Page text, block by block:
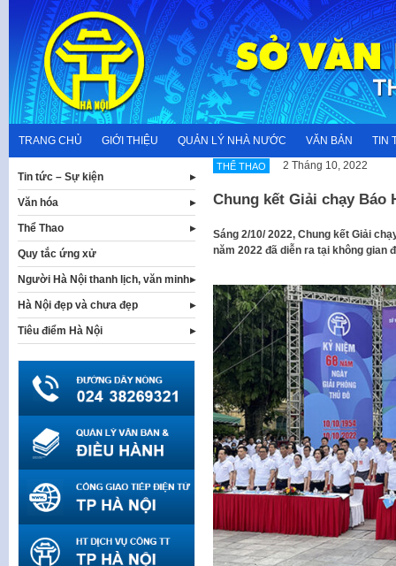
content
TRANG CHỦ GIỚI THIỆU QUẢN LÝ NHÀ NƯỚC VĂN BẢN TIN
THỂ THAO 2 Tháng 10, 2022
Chung kết Giải chạy Báo
Sáng 2/10/ 2022, Chung kết Giải
năm 2022 đã diễn ra tại không gian
Tin tức – Sự kiện
Văn hóa
Thể Thao
Quy tắc ứng xử
Người Hà Nội thanh lịch, văn minh
Hà Nội đẹp và chưa đẹp
Tiêu điểm Hà Nội